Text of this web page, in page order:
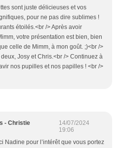
sont juste délicieuses et vos
pour ne pas dire sublimes !
étoilés.<br /> Après avoir
votre présentation est bien, bien
celle de Mimm, à mon goût. ;)<br />
Josy et Chris.<br /> Continuez à
nos pupilles et nos papilles ! <br />
- Christie
14/07/2024
19:06
Nadine pour l’intérêt que vous portez